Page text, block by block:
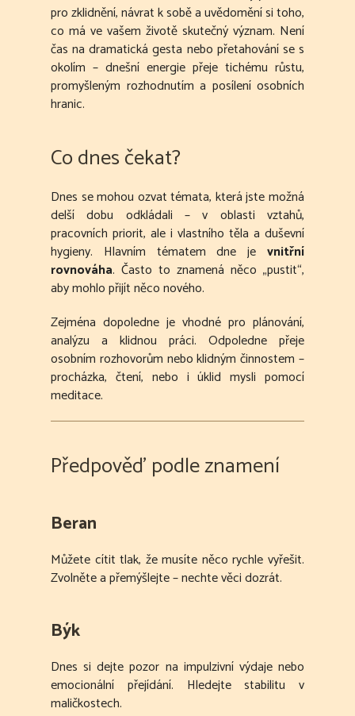
pro zklidnění, návrat k sobě a uvědomění si toho,
co má ve vašem životě skutečný význam. Není
čas na dramatická gesta nebo přetahování se s
okolím – dnešní energie přeje tichému růstu,
promyšleným rozhodnutím a posílení osobních
hranic.
Co dnes čekat?
Dnes se mohou ozvat témata, která jste možná
delší dobu odkládali – v oblasti vztahů,
pracovních priorit, ale i vlastního těla a duševní
hygieny. Hlavním tématem dne je vnitřní
rovnováha. Často to znamená něco „pustit“,
aby mohlo přijít něco nového.
Zejména dopoledne je vhodné pro plánování,
analýzu a klidnou práci. Odpoledne přeje
osobním rozhovorům nebo klidným činnostem –
procházka, čtení, nebo i úklid mysli pomocí
meditace.
Předpověď podle znamení
Beran
Můžete cítit tlak, že musíte něco rychle vyřešit.
Zvolněte a přemýšlejte – nechte věci dozrát.
Býk
Dnes si dejte pozor na impulzivní výdaje nebo
emocionální přejídání. Hledejte stabilitu v
maličkostech.